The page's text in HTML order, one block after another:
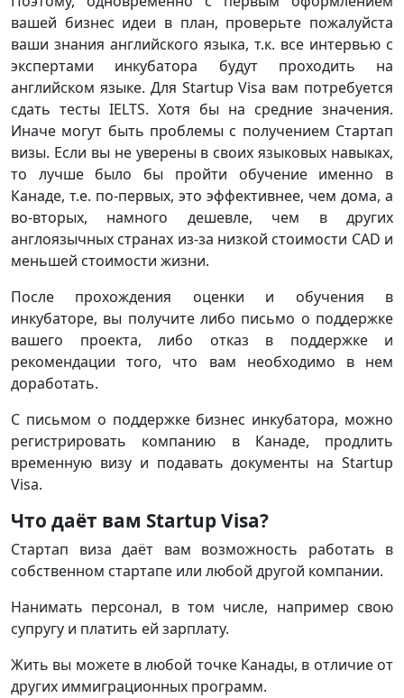
вашей бизнес идеи в план, проверьте пожалуйста
ваши знания английского языка, т.к. все интервью с
экспертами инкубатора будут проходить на
английском языке. Для Startup Visa вам потребуется
сдать тесты IELTS. Хотя бы на средние значения.
Иначе могут быть проблемы с получением Стартап
визы. Если вы не уверены в своих языковых навыках,
то лучше было бы пройти обучение именно в
Канаде, т.е. по-первых, это эффективнее, чем дома, а
во-вторых, намного дешевле, чем в других
англоязычных странах из-за низкой стоимости CAD и
меньшей стоимости жизни.
После прохождения оценки и обучения в
инкубаторе, вы получите либо письмо о поддержке
вашего проекта, либо отказ в поддержке и
рекомендации того, что вам необходимо в нем
доработать.
С письмом о поддержке бизнес инкубатора, можно
регистрировать компанию в Канаде, продлить
временную визу и подавать документы на Startup
Visa.
Что даёт вам Startup Visa?
Стартап виза даёт вам возможность работать в
собственном стартапе или любой другой компании.
Нанимать персонал, в том числе, например свою
супругу и платить ей зарплату.
Жить вы можете в любой точке Канады, в отличие от
других иммиграционных программ.